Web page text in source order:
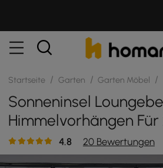
Startseite / Garten / Garten Möbel /
Sonneninsel
Himmelvorhängen Für
Aus Aluminium &
Seil
4.8 20 Bewertungen